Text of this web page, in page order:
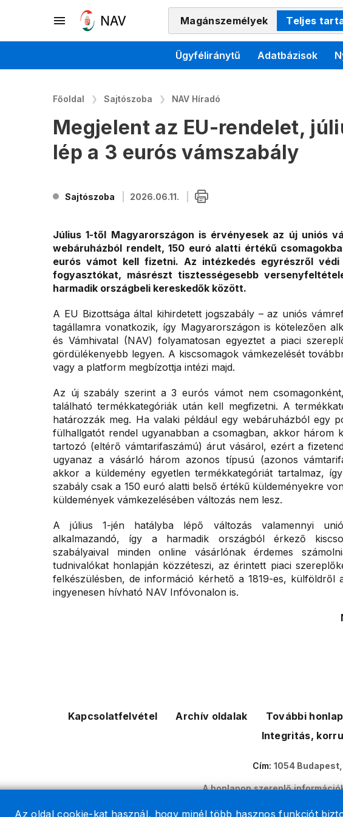
Az oldal cookie-kat használ, hogy minél több hasznos funkciót
Magánszemélyek Teljes
Ügyféliránytű Adatbázisok
Főoldal Sajtószoba NAV Híradó
Megjelent az EU-rendelet,
lép a 3 eurós vámszabály
Sajtószoba 2026.06.11.
Július 1-től Magyarországon is érvényesek az új uniós
webáruházból rendelt, 150 euró alatti értékű
eurós vámot kell fizetni. Az intézkedés egyrészről
fogyasztókat, másrészt tisztességesebb
harmadik országbeli kereskedők között.
A EU Bizottsága által kihirdetett jogszabály – az uniós
tagállamra vonatkozik, így Magyarországon is kötelezően
és Vámhivatal (NAV) folyamatosan egyeztet a piaci
gördülékenyebb legyen. A kiscsomagok vámkezelését
vagy a platform megbízottja intézi majd.
Az új szabály szerint a 3 eurós vámot nem
található termékkategóriák után kell megfizetni. A
határozzák meg. Ha valaki például egy webáruházból egy
fülhallgatót rendel ugyanabban a csomagban, akkor három
tartozó (eltérő vámtarifaszámú) árut vásárol, ezért a
ugyanaz a vásárló három azonos típusú (azonos
akkor a küldemény egyetlen termékkategóriát tartalmaz,
szabály csak a 150 euró alatti belső értékű küldeményekre
küldemények vámkezelésében változás nem lesz.
A július 1-jén hatályba lépő változás valamennyi
alkalmazandó, így a harmadik országból érkező
szabályaival minden online vásárlónak érdemes
tudnivalókat honlapján közzéteszi, az érintett piaci
felkészülésben, de információ kérhető a 1819-es, külföldről
ingyenesen hívható NAV Infóvonalon is.
Kapcsolatfelvétel Archív oldalak További
Integritás,
Cím: 1054
A honlapon szereplő
2026 © A Nemzeti Adó-